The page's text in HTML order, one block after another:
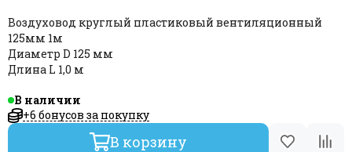
Воздуховод круглый пластиковый вентиляционный
125мм 1м
Диаметр D 125 мм
Длина L 1,0 м
В наличии
+6 бонусов за покупку
В корзину